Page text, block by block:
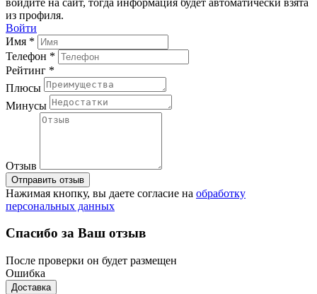
из профиля.
Войти
Имя *
Телефон *
Рейтинг *
Плюсы
Минусы
Отзыв
Отправить отзыв
Нажимая кнопку, вы даете согласие на обработку
персональных данных
Спасибо за Ваш отзыв
После проверки он будет размещен
Ошибка
Доставка